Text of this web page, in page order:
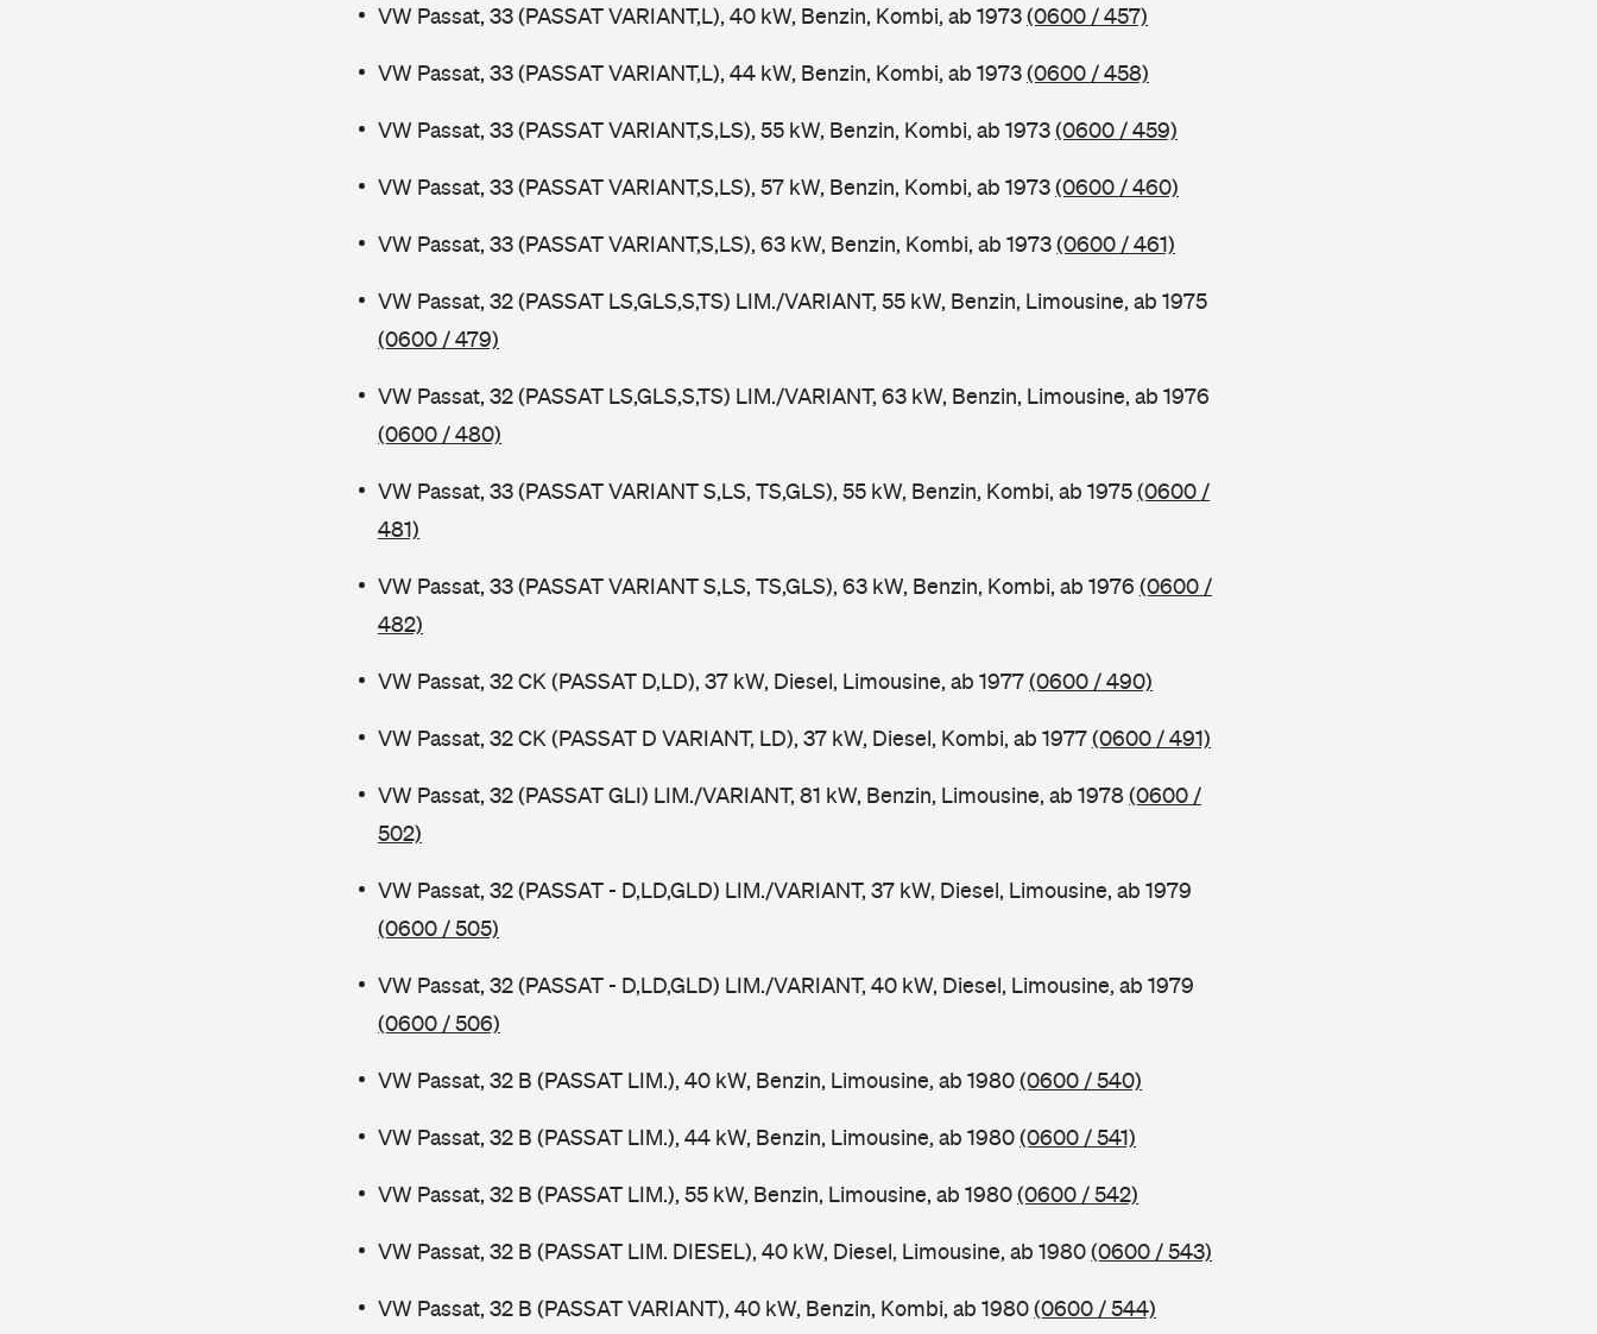
VW Passat, 33 (PASSAT VARIANT,L), 40 kW, Benzin, Kombi, ab 1973(0600 / 457)
VW Passat, 33 (PASSAT VARIANT,L), 44 kW, Benzin, Kombi, ab 1973(0600 / 458)
VW Passat, 33 (PASSAT VARIANT,S,LS), 55 kW, Benzin, Kombi, ab 1973(0600 / 459)
VW Passat, 33 (PASSAT VARIANT,S,LS), 57 kW, Benzin, Kombi, ab 1973(0600 / 460)
VW Passat, 33 (PASSAT VARIANT,S,LS), 63 kW, Benzin, Kombi, ab 1973(0600 / 461)
VW Passat, 32 (PASSAT LS,GLS,S,TS) LIM./VARIANT, 55 kW, Benzin, Limousine, ab 1975
(0600 / 479)
VW Passat, 32 (PASSAT LS,GLS,S,TS) LIM./VARIANT, 63 kW, Benzin, Limousine, ab 1976
(0600 / 480)
VW Passat, 33 (PASSAT VARIANT S,LS, TS,GLS), 55 kW, Benzin, Kombi, ab 1975(0600 /
481)
VW Passat, 33 (PASSAT VARIANT S,LS, TS,GLS), 63 kW, Benzin, Kombi, ab 1976 (0600 /
482)
VW Passat, 32 CK (PASSAT D,LD), 37 kW, Diesel, Limousine, ab 1977(0600 / 490)
VW Passat, 32 CK (PASSAT D VARIANT, LD), 37 kW, Diesel, Kombi, ab 1977(0600 / 491)
VW Passat, 32 (PASSAT GLI) LIM./VARIANT, 81 kW, Benzin, Limousine, ab 1978(0600 /
502)
VW Passat, 32 (PASSAT - D,LD,GLD) LIM./VARIANT, 37 kW, Diesel, Limousine, ab 1979
(0600 / 505)
VW Passat, 32 (PASSAT - D,LD,GLD) LIM./VARIANT, 40 kW, Diesel, Limousine, ab 1979
(0600 / 506)
VW Passat, 32 B (PASSAT LIM.), 40 kW, Benzin, Limousine, ab 1980(0600 / 540)
VW Passat, 32 B (PASSAT LIM.), 44 kW, Benzin, Limousine, ab 1980(0600 / 541)
VW Passat, 32 B (PASSAT LIM.), 55 kW, Benzin, Limousine, ab 1980(0600 / 542)
VW Passat, 32 B (PASSAT LIM. DIESEL), 40 kW, Diesel, Limousine, ab 1980(0600 / 543)
VW Passat, 32 B (PASSAT VARIANT), 40 kW, Benzin, Kombi, ab 1980(0600 / 544)